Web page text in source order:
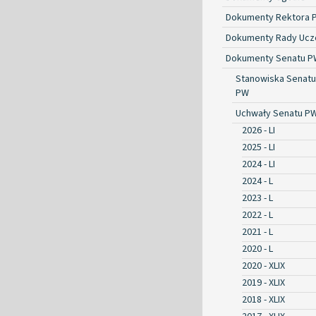
Dokumenty Rektora
Dokumenty Rady
Dokumenty Senatu
Stanowiska Senatu
PW
Uchwały Senatu
2026 - LI
2025 - LI
2024 - LI
2024 - L
2023 - L
2022 - L
2021 - L
2020 - L
2020 - XLIX
2019 - XLIX
2018 - XLIX